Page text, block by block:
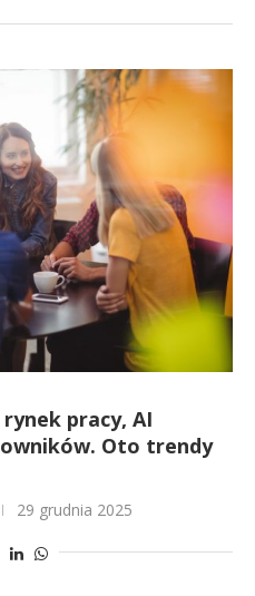
pracy, AI
Oto trendy
29 grudnia 2025